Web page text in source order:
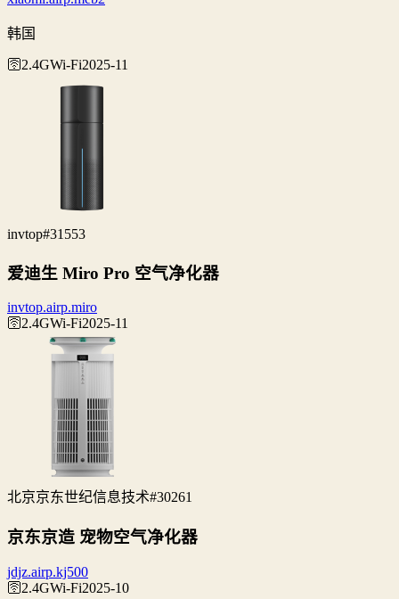
韩国
🛜2.4GWi‑Fi2025-11
invtop#31553
爱迪生 Miro Pro 空气净化器
invtop.airp.miro
🛜2.4GWi‑Fi2025-11
北京京东世纪信息技术#30261
京东京造 宠物空气净化器
jdjz.airp.kj500
🛜2.4GWi‑Fi2025-10